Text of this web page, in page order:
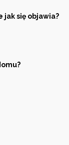
jak się objawia?